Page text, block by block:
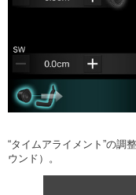
“タイムアライメント”の調
ウンド）。